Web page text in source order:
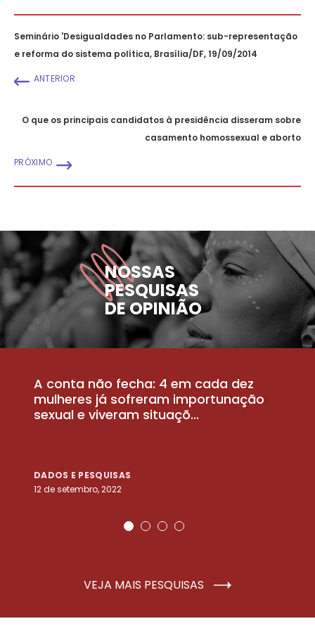
Seminário 'Desigualdades no Parlamento: sub-representação
e reforma do sistema política, Brasília/DF, 19/09/2014
ANTERIOR
O que os principais candidatos à presidência disseram sobre
casamento homossexual e aborto
PRÓXIMO
NOSSAS
PESQUISAS
DE OPINIÃO
A conta não fecha: 4 em cada dez
mulheres já sofreram importunação
sexual e viveram situaçõ...
DADOS E PESQUISAS
12 de setembro, 2022
VEJA MAIS PESQUISAS